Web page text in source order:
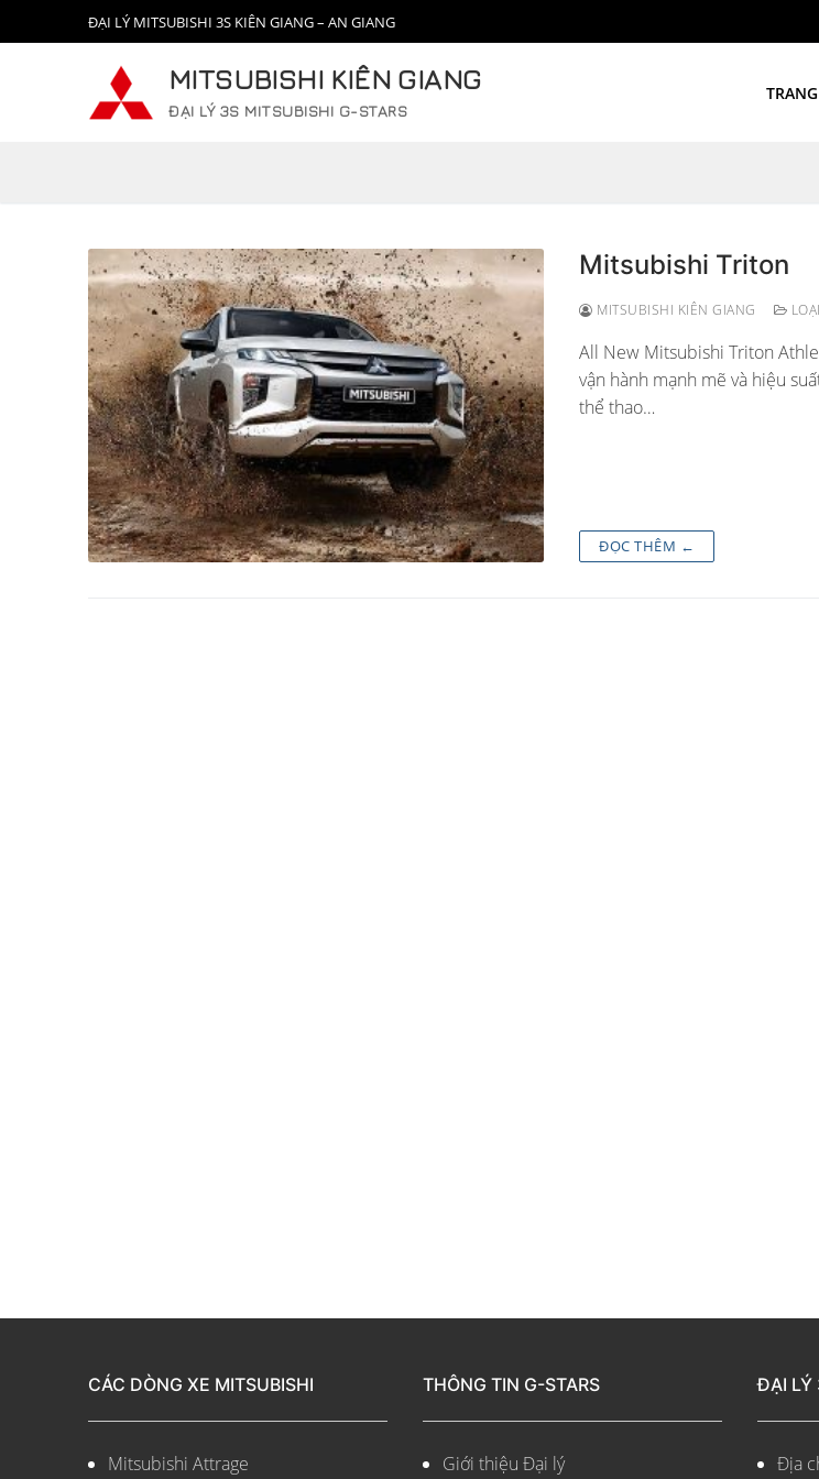
đến
ĐẠI LÝ MITSUBISHI 3S KIÊN GIANG – AN GIANG
MITSUBISHI KIÊN GIANG
ĐẠI LÝ 3S MITSUBISHI G-STARS
Mitsubishi Triton
MITSUBISHI KIÊN GIANG
All New Mitsubishi Triton
vận hành mạnh mẽ và hiệu
thể thao…
ĐỌC THÊM ←
CÁC DÒNG XE MITSUBISHI
Mitsubishi Attrage
THÔNG TIN G-STARS
Giới thiệu Đại lý
ĐẠI LÝ
Địa